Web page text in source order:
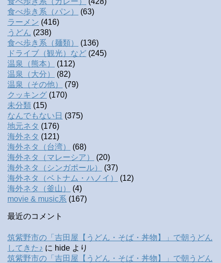
食べ歩き系（パン）
(63)
ラーメン (416)
うどん (238)
食べ歩き系（麺類）
(136)
ドライブ（観光）など (245)
温泉（熊本）
(112)
温泉（大分）
(82)
温泉（その他）
(79)
クッキング (170)
未分類 (15)
なんでもない日 (375)
地元ネタ (176)
海外ネタ (121)
海外ネタ（台湾）
(68)
海外ネタ（マレーシア）
(20)
海外ネタ（シンガポール）
(37)
海外ネタ（ベトナム・ハノイ）
(12)
海外ネタ（釜山）
(4)
movie & music系 (167)
最近のコメント
筑紫野市の「吉田屋【うどん・そば・丼物】」で朝うどん
してきた♪ に hide より
筑紫野市の「吉田屋【うどん・そば・丼物】」で朝うどん